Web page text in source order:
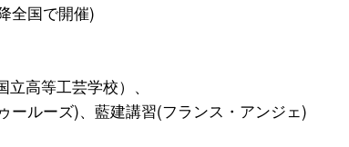
全国で開催)
高等工芸学校）、
ルーズ)、藍建講習(フランス・アンジェ)